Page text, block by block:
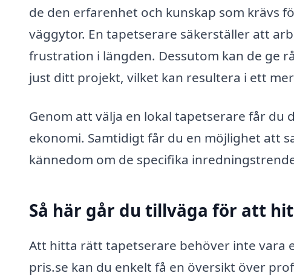
de den erfarenhet och kunskap som krävs
väggytor. En tapetserare säkerställer att
frustration i längden. Dessutom kan de ge
just ditt projekt, vilket kan resultera i ett
Genom att välja en lokal tapetserare får du
ekonomi. Samtidigt får du en möjlighet att
kännedom om de specifika
Så här går du tillväga för att
Att hitta rätt tapetserare behöver inte vara
pris.se kan du enkelt få en översikt över